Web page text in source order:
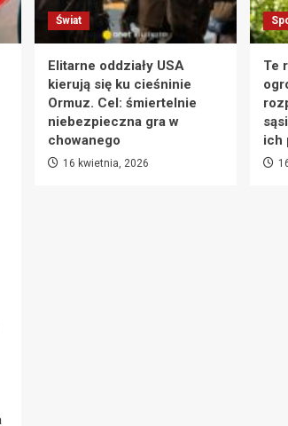
Świat
Elitarne oddziały USA
kierują się ku cieśninie
Ormuz. Cel: śmiertelnie
niebezpieczna gra w
chowanego
16 kwietnia, 2026
Te
ich